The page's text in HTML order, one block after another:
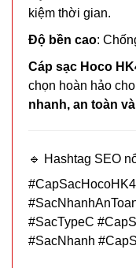
kiệm thời gian.
Độ bền cao:
Cáp sạc Hoco
chọn hoàn hảo
nhanh, an toàn
🔹 Hashtag SEO
#SacTypeC
#SacNhanh